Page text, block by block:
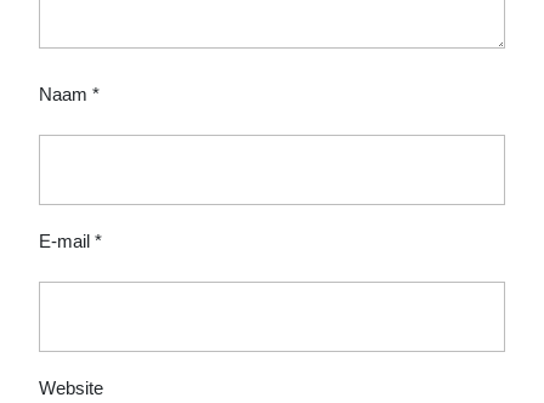
Naam *
E-mail *
Website